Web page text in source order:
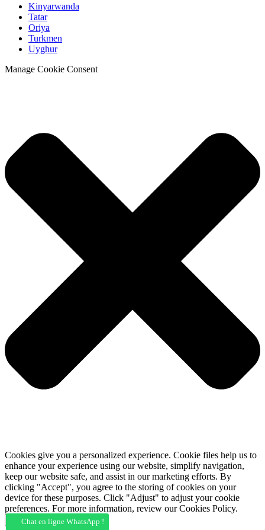
Chat en ligne WhatsApp !
Kinyarwanda
Tatar
Oriya
Turkmen
Uyghur
Manage Cookie Consent
Cookies give you a personalized experience. Cookie files help us to
enhance your experience using our website, simplify navigation,
keep our website safe, and assist in our marketing efforts. By
clicking "Accept", you agree to the storing of cookies on your
device for these purposes. Click "Adjust" to adjust your cookie
preferences. For more information, review our Cookies Policy.
Accept Deny Adjust